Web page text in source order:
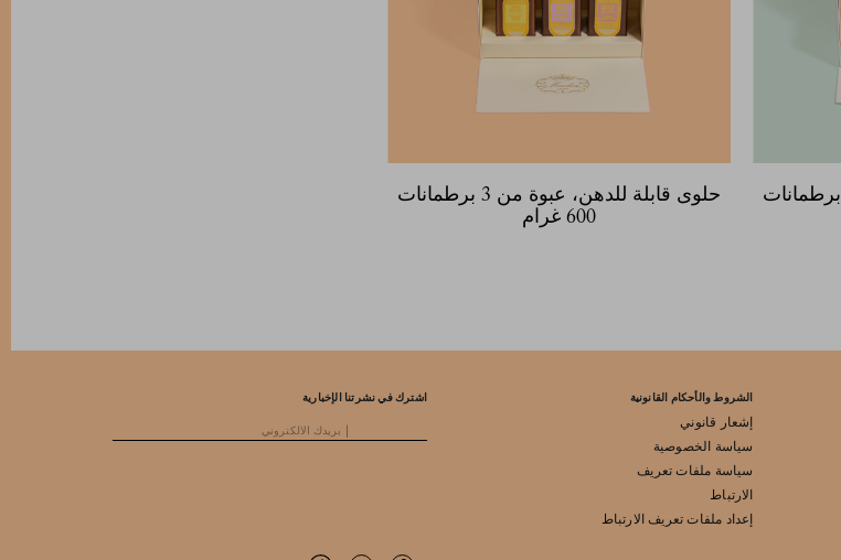
حلوى قابلة للدهن، عبوة من 3 برطمانات
حلوى قابلة للدهن، عبوة من 3 برطمانات
600 غرام
اشترك في نشرتنا الإخبارية الشروط والأحكام القانونية
إشعار قانوني
سياسة الخصوصية
سياسة ملفات تعريف
الارتباط
إعداد ملفات تعريف الارتباط